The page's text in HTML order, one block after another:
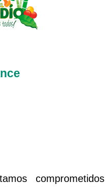
comprometidos